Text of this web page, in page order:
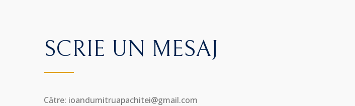
SCRIE UN MESAJ
Către: ioandumitruapachitei@gmail.com